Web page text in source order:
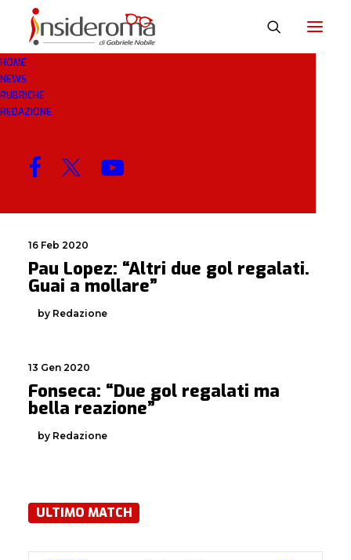
HOME
NEWS
RUBRICHE
REDAZIONE
REGALATI
MENU
16 Feb 2020
Pau Lopez: “Altri due gol regalati.
Guai a mollare”
by Redazione
13 Gen 2020
Fonseca: “Due gol regalati ma
bella reazione”
by Redazione
ULTIMO MATCH